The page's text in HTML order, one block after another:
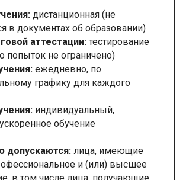
дистанционная (не
в документах об образовании)
аттестации: тестирование
попыток не ограничено)
ежедневно, по
графику для каждого
индивидуальный,
обучение
допускаются: лица, имеющие
и (или) высшее
в том числе лица, получающие